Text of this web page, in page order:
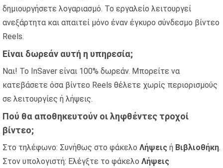
δημιουργήσετε λογαριασμό. Το εργαλείο λειτουργεί
ανεξάρτητα και απαιτεί μόνο έναν έγκυρο σύνδεσμο βίντεο
Reels.
Είναι δωρεάν αυτή η υπηρεσία;
Ναι! Το InSaver είναι 100% δωρεάν. Μπορείτε να
κατεβάσετε όσα βίντεο Reels θέλετε χωρίς περιορισμούς
σε λειτουργίες ή λήψεις.
Πού θα αποθηκευτούν οι ληφθέντες τροχοί
βίντεο;
Στο τηλέφωνο: Συνήθως στο φάκελο Λήψεις ή Βιβλιοθήκη.
Στον υπολογιστή: Ελέγξτε το φάκελο Λήψεις